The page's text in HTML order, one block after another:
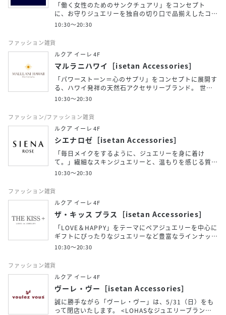
「働く女性のためのサンクチュアリ」をコンセプト
に、お守りジュエリーを独自の切り口で品揃えしたコ…
10:30～20:30
ファッション雑貨
ルクア イーレ 4F
マルラニハワイ［isetan Accessories］
「パワーストーン＝心のサプリ」をコンセプトに展開す
る、ハワイ発祥の天然石アクセサリーブランド。 世…
10:30～20:30
ファッション/ファッション雑貨
ルクア イーレ 4F
シエナロゼ［isetan Accessories］
「毎日メイクをするように、ジュエリーを身に着け
て。」繊細なスキンジュエリーと、温もりを感じる質…
10:30～20:30
ファッション雑貨
ルクア イーレ 4F
ザ・キッス プラス［isetan Accessories］
「LOVE＆HAPPY」をテーマにペアジュエリーを中心に
ギフトにぴったりなジュエリーなど豊富なラインナッ…
10:30～20:30
ファッション雑貨
ルクア イーレ 4F
ヴーレ・ヴー［isetan Accessories］
誠に勝手ながら「ヴーレ・ヴー」は、5/31（日）をも
って閉店いたします。 <LOHASなジュエリーブラン…